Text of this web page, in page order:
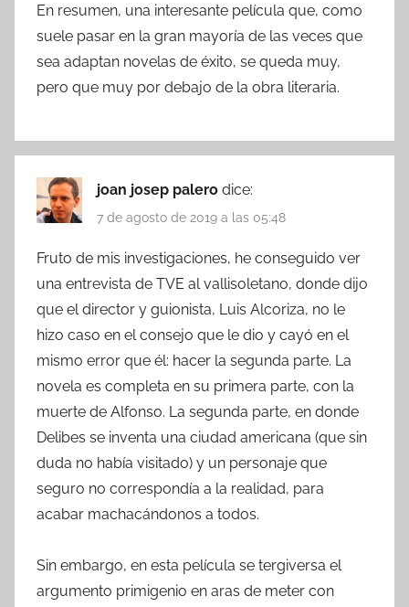
En resumen, una interesante película que, como
suele pasar en la gran mayoría de las veces que
sea adaptan novelas de éxito, se queda muy,
pero que muy por debajo de la obra literaria.
joan josep palero dice:
7 de agosto de 2019 a las 05:48
Fruto de mis investigaciones, he conseguido ver
una entrevista de TVE al vallisoletano, donde dijo
que el director y guionista, Luis Alcoriza, no le
hizo caso en el consejo que le dio y cayó en el
mismo error que él: hacer la segunda parte. La
novela es completa en su primera parte, con la
muerte de Alfonso. La segunda parte, en donde
Delibes se inventa una ciudad americana (que sin
duda no había visitado) y un personaje que
seguro no correspondía a la realidad, para
acabar machacándonos a todos.
Sin embargo, en esta película se tergiversa el
argumento primigenio en aras de meter con